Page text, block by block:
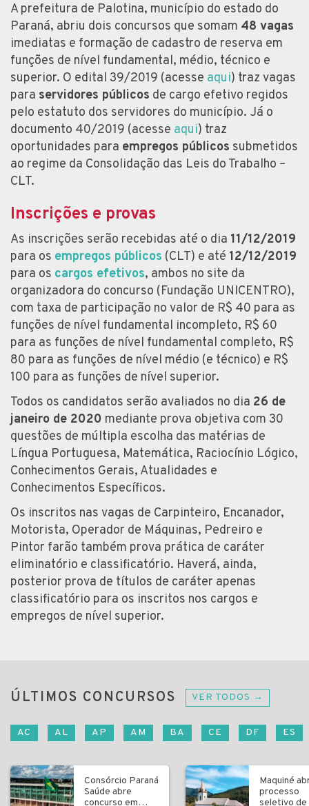
A prefeitura de Palotina, município do estado do
Paraná, abriu dois concursos que somam 48 vagas
imediatas e formação de cadastro de reserva em
funções de nível fundamental, médio, técnico e
superior. O edital 39/2019 (acesse aqui) traz vagas
para servidores públicos de cargo efetivo regidos
pelo estatuto dos servidores do município. Já o
documento 40/2019 (acesse aqui) traz
oportunidades para empregos públicos submetidos
ao regime da Consolidação das Leis do Trabalho –
CLT.
Inscrições e provas
As inscrições serão recebidas até o dia 11/12/2019
para os empregos públicos (CLT) e até 12/12/2019
para os cargos efetivos, ambos no site da
organizadora do concurso (Fundação UNICENTRO),
com taxa de participação no valor de R$ 40 para as
funções de nível fundamental incompleto, R$ 60
para as funções de nível fundamental completo, R$
80 para as funções de nível médio (e técnico) e R$
100 para as funções de nível superior.
Todos os candidatos serão avaliados no dia 26 de
janeiro de 2020 mediante prova objetiva com 30
questões de múltipla escolha das matérias de
Língua Portuguesa, Matemática, Raciocínio Lógico,
Conhecimentos Gerais, Atualidades e
Conhecimentos Específicos.
Os inscritos nas vagas de Carpinteiro, Encanador,
Motorista, Operador de Máquinas, Pedreiro e
Pintor farão também prova prática de caráter
eliminatório e classificatório. Haverá, ainda,
posterior prova de títulos de caráter apenas
classificatório para os inscritos nos cargos e
empregos de nível superior.
ÚLTIMOS CONCURSOS VER TODOS →
AC AL AP AM BA CE DF ES
Consórcio Paraná
Saúde abre
concurso em
Maquiné
processo
seletivo de